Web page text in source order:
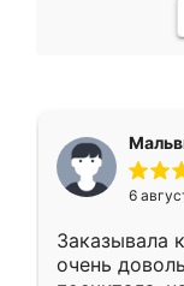
6
Заказывала
очень